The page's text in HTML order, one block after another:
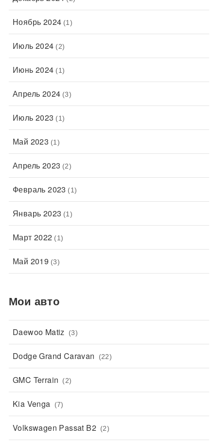
Ноябрь 2024 (1)
Июль 2024 (2)
Июнь 2024 (1)
Апрель 2024 (3)
Июль 2023 (1)
Май 2023 (1)
Апрель 2023 (2)
Февраль 2023 (1)
Январь 2023 (1)
Март 2022 (1)
Май 2019 (3)
Мои авто
Daewoo Matiz (3)
Dodge Grand Caravan (22)
GMC Terrain (2)
Kia Venga (7)
Volkswagen Passat B2 (2)